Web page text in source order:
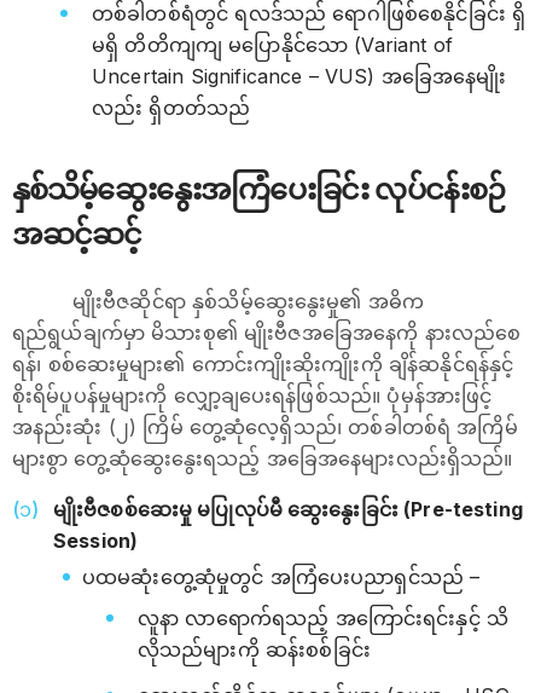
တစ်ခါတစ်ရံတွင် ရလဒ်သည် ရောဂါဖြစ်စေနိုင်ခြင်း ရှိ
မရှိ တိတိကျကျ မပြောနိုင်သော (Variant of
Uncertain Significance – VUS) အခြေအနေမျိုး
လည်း ရှိတတ်သည်
နှစ်သိမ့်ဆွေးနွေးအကြံပေးခြင်း လုပ်ငန်းစဉ်
အဆင့်ဆင့်
မျိုးဗီဇဆိုင်ရာ နှစ်သိမ့်ဆွေးနွေးမှု၏ အဓိက
ရည်ရွယ်ချက်မှာ မိသားစု၏ မျိုးဗီဇအခြေအနေကို နားလည်စေ
ရန်၊ စစ်ဆေးမှုများ၏ ကောင်းကျိုးဆိုးကျိုးကို ချိန်ဆနိုင်ရန်နှင့်
စိုးရိမ်ပူပန်မှုများကို လျှော့ချပေးရန်ဖြစ်သည်။ ပုံမှန်အားဖြင့်
အနည်းဆုံး (၂) ကြိမ် တွေ့ဆုံလေ့ရှိသည်၊ တစ်ခါတစ်ရံ အကြိမ်
များစွာ တွေ့ဆုံဆွေးနွေးရသည့် အခြေအနေများလည်းရှိသည်။
မျိုးဗီဇစစ်ဆေးမှု မပြုလုပ်မီ ဆွေးနွေးခြင်း (Pre-testing
Session)
ပထမဆုံးတွေ့ဆုံမှုတွင် အကြံပေးပညာရှင်သည် –
လူနာ လာရောက်ရသည့် အကြောင်းရင်းနှင့် သိ
လိုသည်များကို ဆန်းစစ်ခြင်း